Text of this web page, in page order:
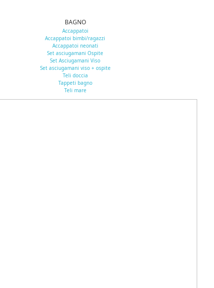
BAGNO
Accappatoi
Accappatoi bimbi/ragazzi
Accappatoi neonati
Set asciugamani Ospite
Set Asciugamani Viso
Set asciugamani viso + ospite
Teli doccia
Tappeti bagno
Teli mare